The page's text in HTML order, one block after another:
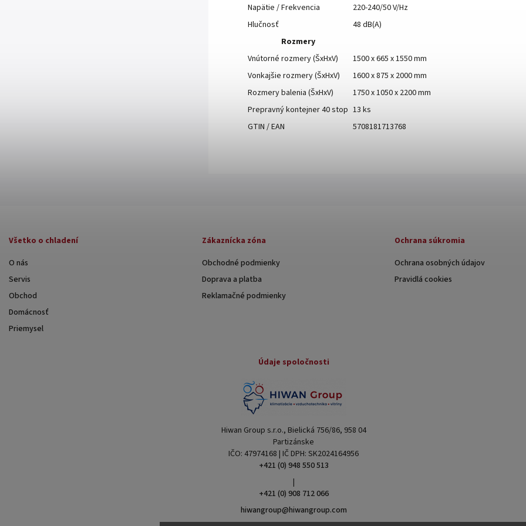
Napätie / Frekvencia
220-240/50 V/Hz
Hlučnosť
48 dB(A)
Rozmery
Vnútorné rozmery (ŠxHxV)
1500 x 665 x 1550 mm
Vonkajšie rozmery (ŠxHxV)
1600 x 875 x 2000 mm
Rozmery balenia (ŠxHxV)
1750 x 1050 x 2200 mm
Prepravný kontejner 40 stop 13 ks
GTIN / EAN
5708181713768
Všetko o chladení
O nás
Servis
Obchod
Domácnosť
Priemysel
Zákaznícka zóna
Obchodné podmienky
Doprava a platba
Reklamačné podmienky
Ochrana súkromia
Ochrana osobných údajov
Pravidlá cookies
Údaje spoločnosti
Hiwan Group s.r.o., Bielická 756/86, 958 04
Partizánske
IČO: 47974168 | IČ DPH: SK2024164956
+421 (0) 948 550 513
|
+421 (0) 908 712 066
hiwangroup@hiwangroup.com